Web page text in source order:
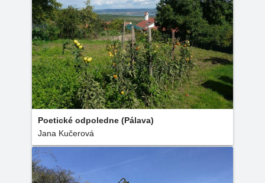
Poetické odpoledne (Pálava)
Jana Kučerová